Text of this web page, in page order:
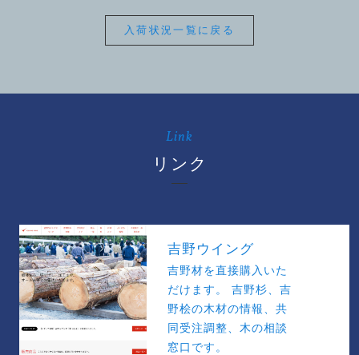
入荷状況一覧に戻る
Link
リンク
吉野ウイング
吉野材を直接購入いた
だけます。 吉野杉、吉
野桧の木材の情報、共
同受注調整、木の相談
窓口です。